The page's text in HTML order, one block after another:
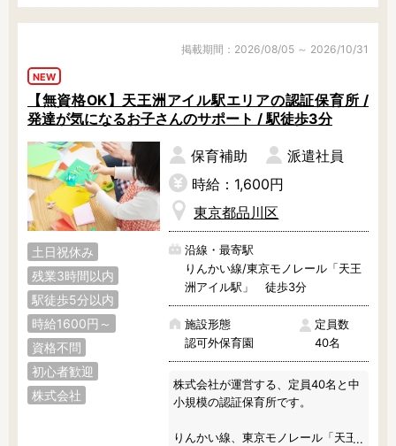
掲載期間：2026/08/05 ～ 2026/10/31
NEW
【無資格OK】天王洲アイル駅エリアの認証保育所 /
発達が気になるお子さんのサポート / 駅徒歩3分
土日祝休み
残業3時間以内
駅徒歩5分以内
時給1600円～
資格不問
初心者歓迎
株式会社
保育補助
派遣社員
時給：1,600円
東京都品川区
沿線・最寄駅
りんかい線/東京モノレール「天王
洲アイル駅」 徒歩3分
施設形態
認可外保育園
定員数
40名
株式会社が運営する、定員40名と中
小規模の認証保育所です。
りんかい線、東京モノレール「天王
13時までのお仕事
15時までのお仕事
土日祝のお仕事
時給1600円～
書類対応なし
社会保険完備
資格不問
初心者歓迎
男性保育士
当社スタッフ活躍中
オープニング求人
マイカー通勤OK
小規模保育園
社会福祉法人
株式会社
単発保育士として働
く！
月収見込み
〜